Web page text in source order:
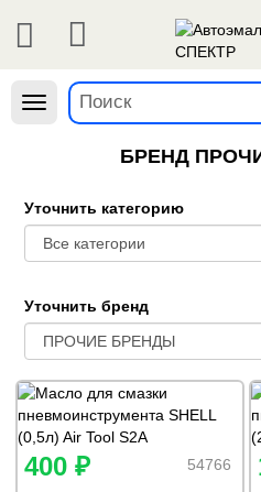
Навигация
БРЕНД
Уточнить категорию
Уточнить бренд
54766
400 ₽